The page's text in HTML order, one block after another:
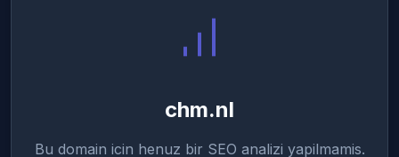
chm.nl
Bu domain icin henuz bir SEO analizi yapilmamis.